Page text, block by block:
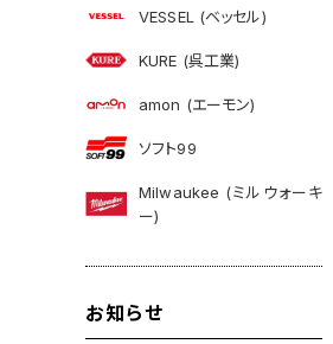
VESSEL (ベッセル)
KURE (呉工業)
amon (エーモン)
ソフト99
Milwaukee (ミルウォーキ
ー)
お知らせ